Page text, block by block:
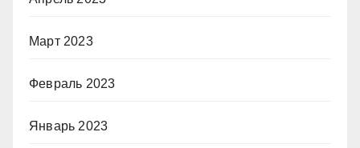
Март 2023
Февраль 2023
Январь 2023